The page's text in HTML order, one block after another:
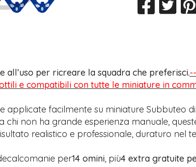
all’uso per ricreare la squadra che preferisci.
e compatibili con tutte le miniature in
applicate facilmente su miniature Subbuteo
chi non ha grande esperienza manuale,
realistico e professionale, duraturo nel
per14 omini, più4 extra gratuite